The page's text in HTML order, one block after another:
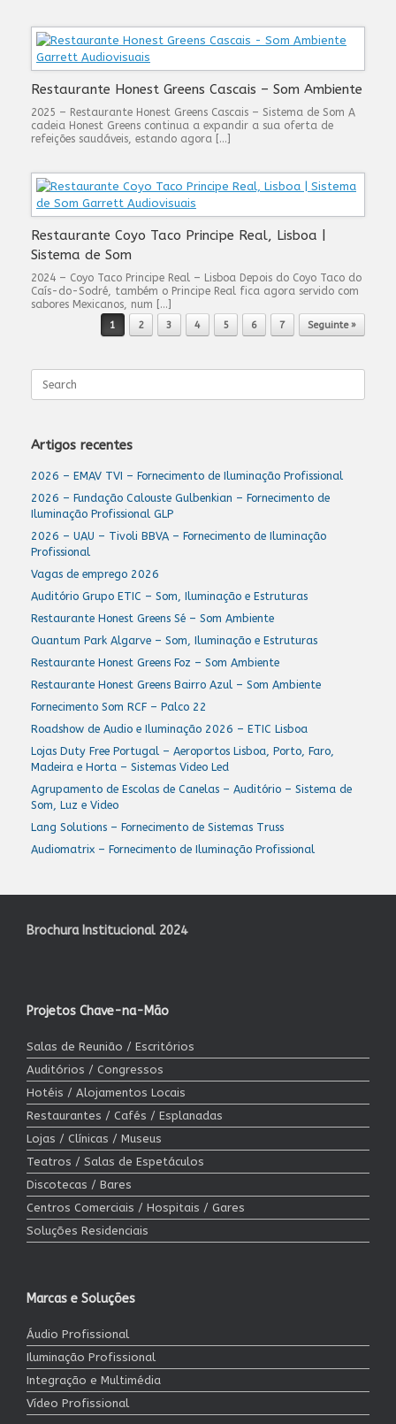
Restaurante Honest Greens Cascais – Som Ambiente
2025 – Restaurante Honest Greens Cascais – Sistema de Som A
cadeia Honest Greens continua a expandir a sua oferta de
refeições saudáveis, estando agora […]
Restaurante Coyo Taco Principe Real, Lisboa |
Sistema de Som
2024 – Coyo Taco Principe Real – Lisboa Depois do Coyo Taco do
Caís-do-Sodré, também o Principe Real fica agora servido com
sabores Mexicanos, num […]
Post navigation1 2 3 4 5 6 7 Seguinte »
for:
Artigos recentes
2026 – EMAV TVI – Fornecimento de Iluminação Profissional
2026 – Fundação Calouste Gulbenkian – Fornecimento de
Iluminação Profissional GLP
2026 – UAU – Tivoli BBVA – Fornecimento de Iluminação
Profissional
Vagas de emprego 2026
Auditório Grupo ETIC – Som, Iluminação e Estruturas
Restaurante Honest Greens Sé – Som Ambiente
Quantum Park Algarve – Som, Iluminação e Estruturas
Restaurante Honest Greens Foz – Som Ambiente
Restaurante Honest Greens Bairro Azul – Som Ambiente
Fornecimento Som RCF – Palco 22
Roadshow de Audio e Iluminação 2026 – ETIC Lisboa
Lojas Duty Free Portugal – Aeroportos Lisboa, Porto, Faro,
Madeira e Horta – Sistemas Video Led
Agrupamento de Escolas de Canelas – Auditório – Sistema de
Som, Luz e Video
Lang Solutions – Fornecimento de Sistemas Truss
Audiomatrix – Fornecimento de Iluminação Profissional
Brochura Institucional 2024
Projetos Chave-na-Mão
Salas de Reunião / Escritórios
Auditórios / Congressos
Hotéis / Alojamentos Locais
Restaurantes / Cafés / Esplanadas
Lojas / Clínicas / Museus
Teatros / Salas de Espetáculos
Discotecas / Bares
Centros Comerciais / Hospitais / Gares
Soluções Residenciais
Marcas e Soluções
Áudio Profissional
Iluminação Profissional
Integração e Multimédia
Vídeo Profissional